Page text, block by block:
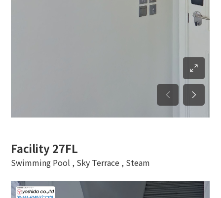
Facility 27FL
Swimming Pool , Sky Terrace , Steam